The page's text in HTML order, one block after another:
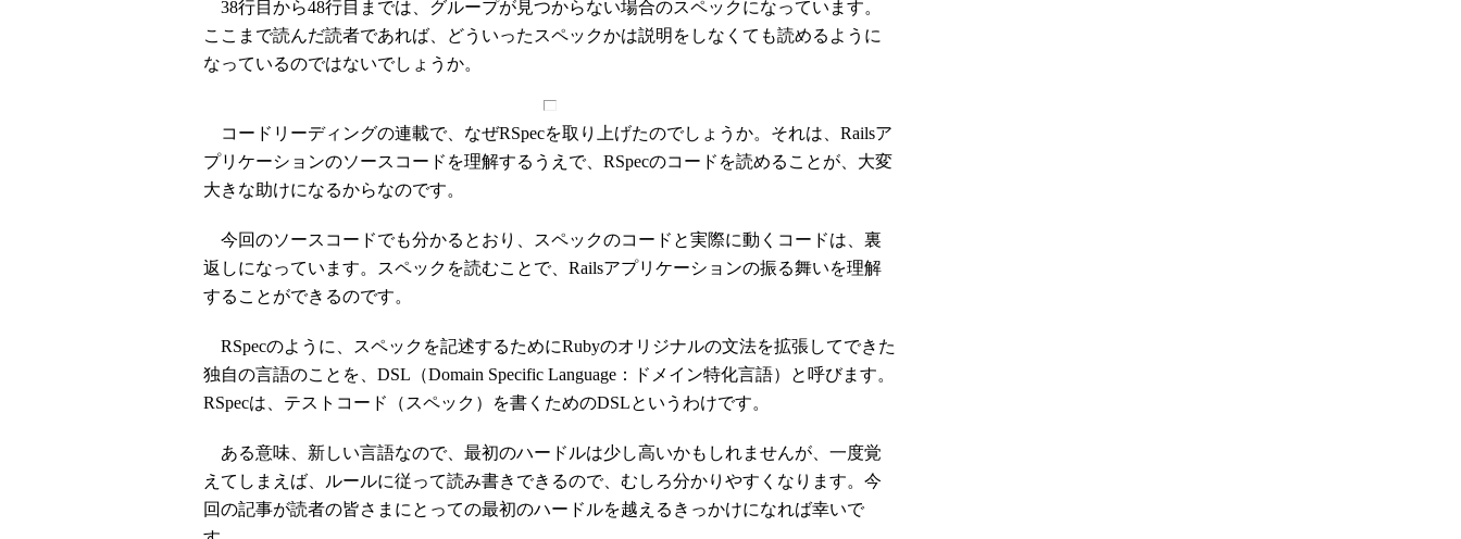
38行目から48行目までは、グループが見つからない場合のスペックになっています。
ここまで読んだ読者であれば、どういったスペックかは説明をしなくても読めるように
なっているのではないでしょうか。
コードリーディングの連載で、なぜRSpecを取り上げたのでしょうか。それは、Railsア
プリケーションのソースコードを理解するうえで、RSpecのコードを読めることが、大変
大きな助けになるからなのです。
今回のソースコードでも分かるとおり、スペックのコードと実際に動くコードは、裏
返しになっています。スペックを読むことで、Railsアプリケーションの振る舞いを理解
することができるのです。
RSpecのように、スペックを記述するためにRubyのオリジナルの文法を拡張してできた
独自の言語のことを、DSL（Domain Specific Language：ドメイン特化言語）と呼びます。
RSpecは、テストコード（スペック）を書くためのDSLというわけです。
ある意味、新しい言語なので、最初のハードルは少し高いかもしれませんが、一度覚
えてしまえば、ルールに従って読み書きできるので、むしろ分かりやすくなります。今
回の記事が読者の皆さまにとっての最初のハードルを越えるきっかけになれば幸いで